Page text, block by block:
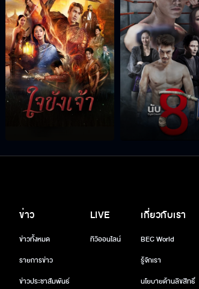
ข่าว
ข่าวทั้งหมด
รายการข่าว
ข่าวประชาสัมพันธ์
LIVE
ทีวีออนไลน์
เกี่ยวกับเรา
BEC World
รู้จักเรา
นโยบายด้านลิขสิทธิ์